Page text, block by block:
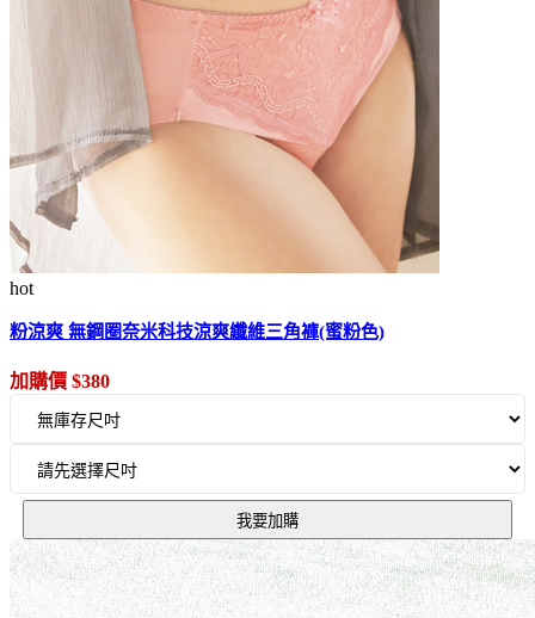
hot
粉涼爽 無鋼圈奈米科技涼爽纖維三角褲(蜜粉色)
加購價 $380
我要加購